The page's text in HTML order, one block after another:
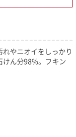
やニオイをしっかり
ん分98%。フキン